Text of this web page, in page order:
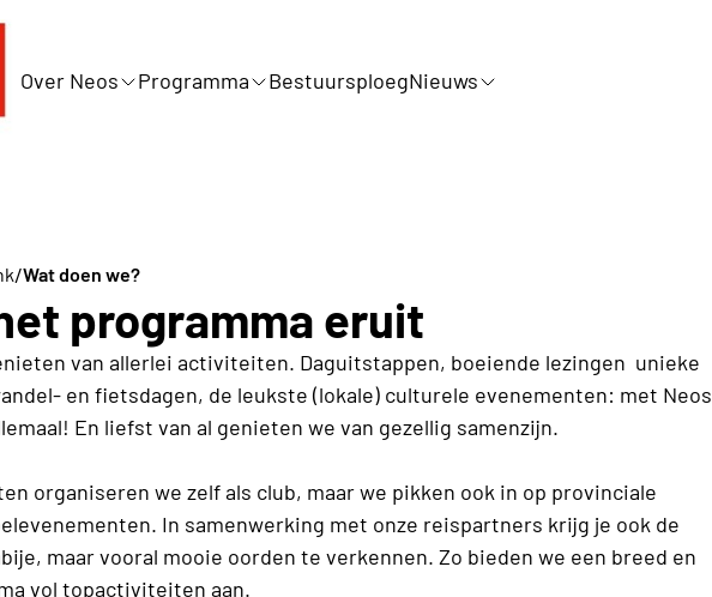
Over Neos Programma BestuursploegNieuws
/Wat doen we?
programma eruit
van allerlei activiteiten. Daguitstappen, boeiende lezingen unieke
en fietsdagen, de leukste (lokale) culturele evenementen: met Neos
En liefst van al genieten we van gezellig samenzijn.
organiseren we zelf als club, maar we pikken ook in op provinciale
In samenwerking met onze reispartners krijg je ook de
maar vooral mooie oorden te verkennen. Zo bieden we een breed en
vol topactiviteiten aan.